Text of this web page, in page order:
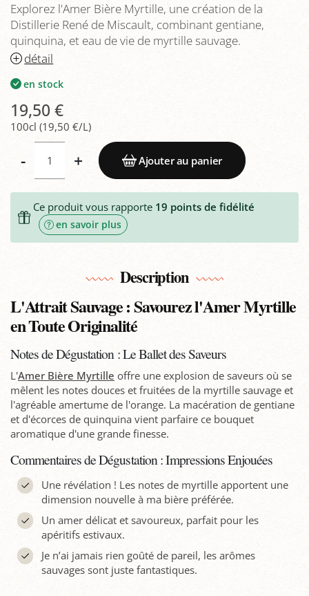
Explorez l'Amer Bière Myrtille, une création de la
Distillerie René de Miscault, combinant gentiane,
quinquina, et eau de vie de myrtille sauvage.
détail
en stock
19,50 €
100cl (19,50 €/L)
- + Ajouter au panier
Ce produit vous rapporte 19 points de fidélité
en savoir plus
Description
L'Attrait Sauvage : Savourez l'Amer Myrtille
en Toute Originalité
Notes de Dégustation : Le Ballet des Saveurs
L'Amer Bière Myrtille offre une explosion de saveurs où se
mêlent les notes douces et fruitées de la myrtille sauvage et
l'agréable amertume de l'orange. La macération de gentiane
et d'écorces de quinquina vient parfaire ce bouquet
aromatique d'une grande finesse.
Commentaires de Dégustation : Impressions Enjouées
Une révélation ! Les notes de myrtille apportent une
dimension nouvelle à ma bière préférée.
Un amer délicat et savoureux, parfait pour les
apéritifs estivaux.
Je n’ai jamais rien goûté de pareil, les arômes
sauvages sont juste fantastiques.